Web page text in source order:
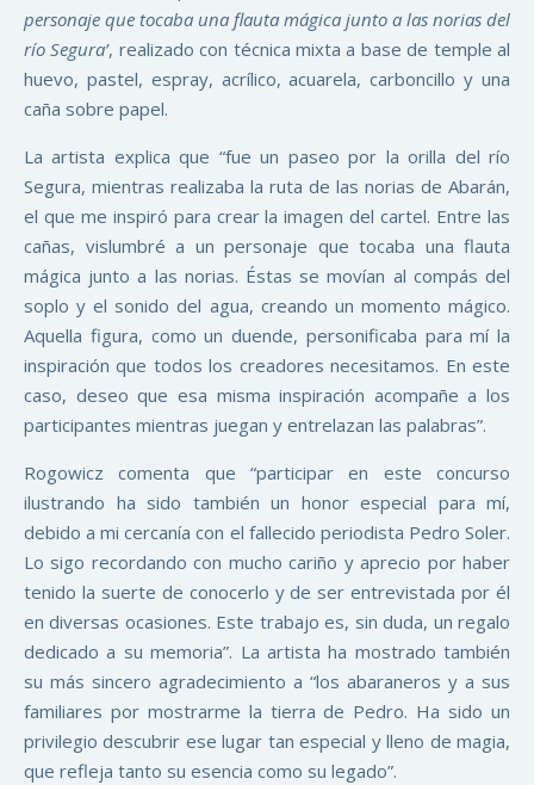
personaje que tocaba una flauta mágica junto a las norias del
río Segura’, realizado con técnica mixta a base de temple al
huevo, pastel, espray, acrílico, acuarela, carboncillo y una
caña sobre papel.
La artista explica que “fue un paseo por la orilla del río
Segura, mientras realizaba la ruta de las norias de Abarán,
el que me inspiró para crear la imagen del cartel. Entre las
cañas, vislumbré a un personaje que tocaba una flauta
mágica junto a las norias. Éstas se movían al compás del
soplo y el sonido del agua, creando un momento mágico.
Aquella figura, como un duende, personificaba para mí la
inspiración que todos los creadores necesitamos. En este
caso, deseo que esa misma inspiración acompañe a los
participantes mientras juegan y entrelazan las palabras”.
Rogowicz comenta que “participar en este concurso
ilustrando ha sido también un honor especial para mí,
debido a mi cercanía con el fallecido periodista Pedro Soler.
Lo sigo recordando con mucho cariño y aprecio por haber
tenido la suerte de conocerlo y de ser entrevistada por él
en diversas ocasiones. Este trabajo es, sin duda, un regalo
dedicado a su memoria”. La artista ha mostrado también
su más sincero agradecimiento a “los abaraneros y a sus
familiares por mostrarme la tierra de Pedro. Ha sido un
privilegio descubrir ese lugar tan especial y lleno de magia,
que refleja tanto su esencia como su legado”.